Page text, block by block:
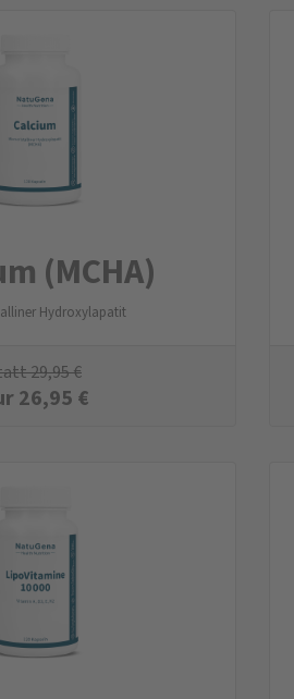
(MCHA)
Hydroxylapatit
29,95€
26,95 €